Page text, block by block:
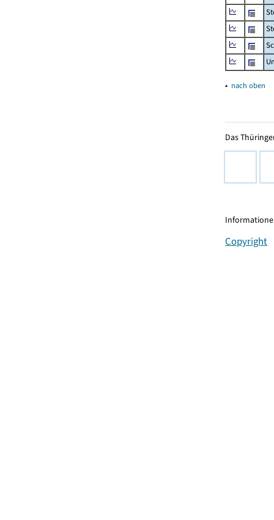
▴ nach oben
Das
Copyright